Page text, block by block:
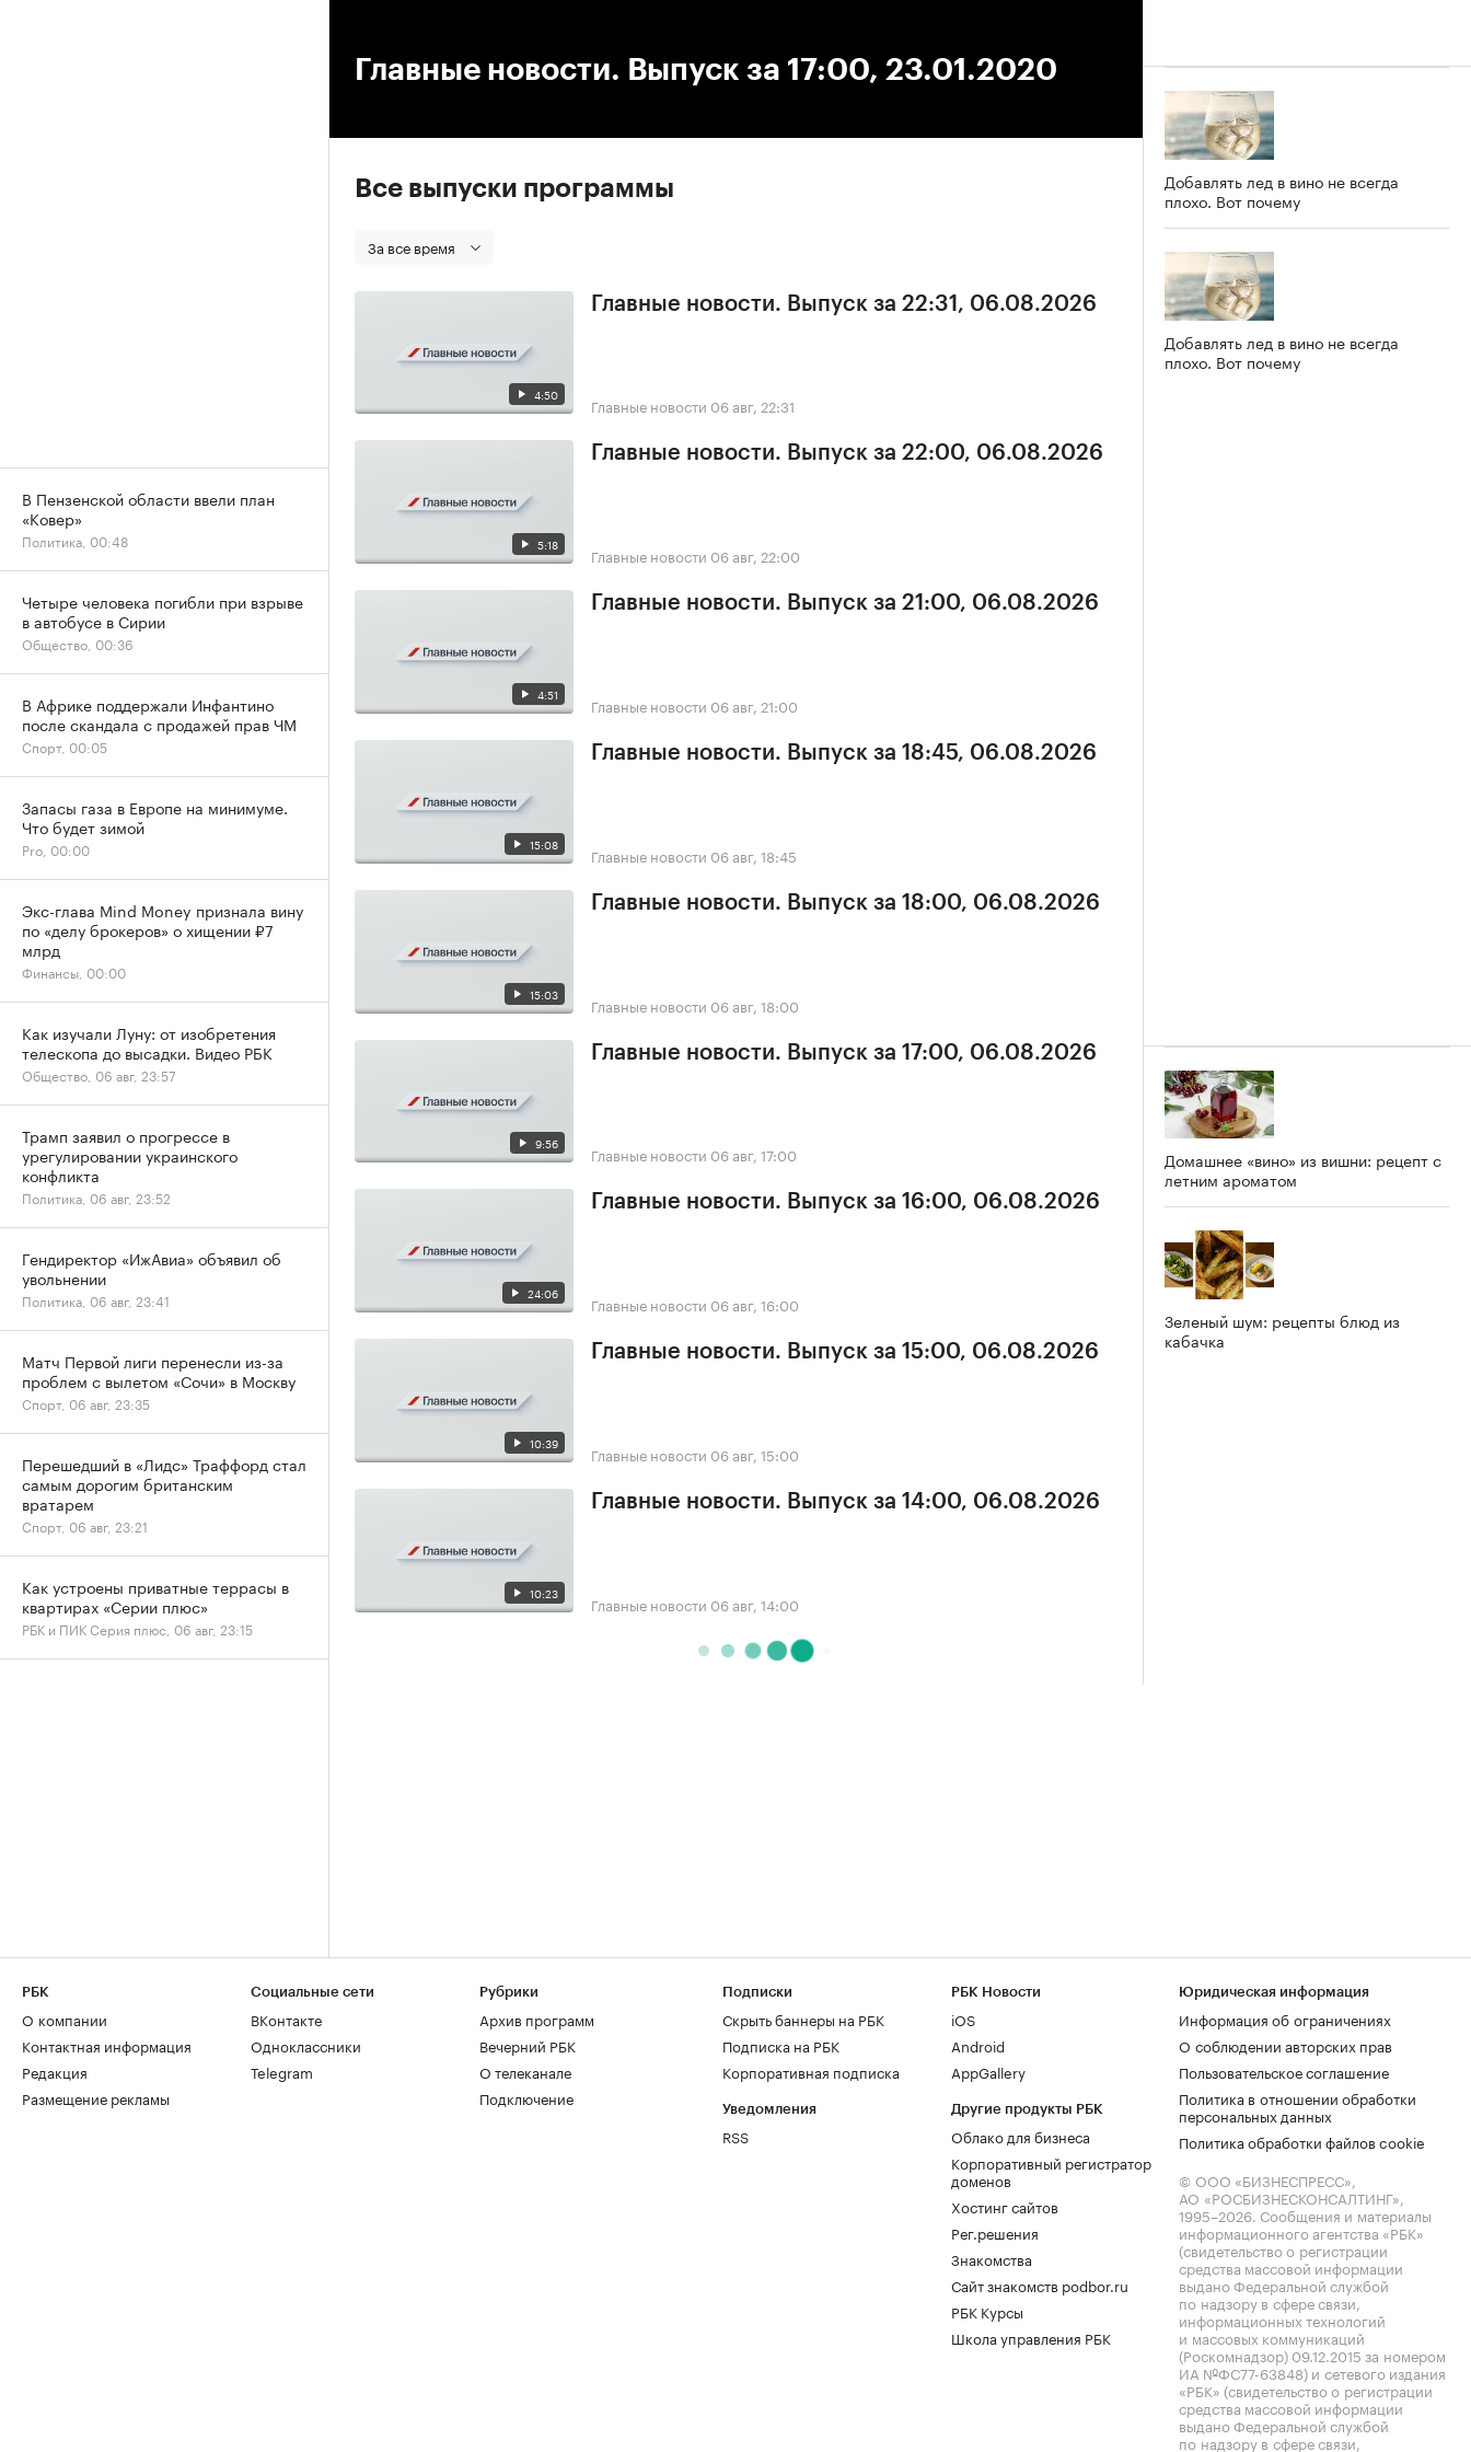
Главные новости. Выпуск за 17:00, 23.01.2020
Все выпуски программы
За все время
4:50
Главные новости. Выпуск за 22:31, 06.08.2026
Главные новости 06 авг, 22:31
5:18
Главные новости. Выпуск за 22:00, 06.08.2026
Главные новости 06 авг, 22:00
4:51
Главные новости. Выпуск за 21:00, 06.08.2026
Главные новости 06 авг, 21:00
15:08
Главные новости. Выпуск за 18:45, 06.08.2026
Главные новости 06 авг, 18:45
15:03
Главные новости. Выпуск за 18:00, 06.08.2026
Главные новости 06 авг, 18:00
9:56
Главные новости. Выпуск за 17:00, 06.08.2026
Главные новости 06 авг, 17:00
24:06
Главные новости. Выпуск за 16:00, 06.08.2026
Главные новости 06 авг, 16:00
10:39
Главные новости. Выпуск за 15:00, 06.08.2026
Главные новости 06 авг, 15:00
10:23
Главные новости. Выпуск за 14:00, 06.08.2026
Главные новости 06 авг, 14:00
Добавлять лед в вино не всегда
плохо. Вот почему
Добавлять лед в вино не всегда
плохо. Вот почему
Домашнее «вино» из вишни: рецепт с
летним ароматом
Зеленый шум: рецепты блюд из
кабачка
В Пензенской области ввели план
«Ковер»
Политика, 00:48
Четыре человека погибли при взрыве
в автобусе в Сирии
Общество, 00:36
В Африке поддержали Инфантино
после скандала с продажей прав ЧМ
Спорт, 00:05
Запасы газа в Европе на минимуме.
Что будет зимой
Pro, 00:00
Экс-глава Mind Money признала вину
по «делу брокеров» о хищении ₽7
млрд
Финансы, 00:00
Как изучали Луну: от изобретения
телескопа до высадки. Видео РБК
Общество, 06 авг, 23:57
Трамп заявил о прогрессе в
урегулировании украинского
конфликта
Политика, 06 авг, 23:52
Гендиректор «ИжАвиа» объявил об
увольнении
Политика, 06 авг, 23:41
Матч Первой лиги перенесли из-за
проблем с вылетом «Сочи» в Москву
Спорт, 06 авг, 23:35
Перешедший в «Лидс» Траффорд стал
самым дорогим британским
вратарем
Спорт, 06 авг, 23:21
Как устроены приватные террасы в
квартирах «Серии плюс»
РБК и ПИК Серия плюс, 06 авг, 23:15
РБК
О компании
Контактная информация
Редакция
Размещение рекламы
Социальные сети
ВКонтакте
Одноклассники
Telegram
Рубрики
Архив программ
Вечерний РБК
О телеканале
Подключение
Подписки
Скрыть баннеры на РБК
Подписка на РБК
Корпоративная подписка
Уведомления
RSS
РБК Новости
iOS
Android
AppGallery
Другие продукты РБК
Облако для бизнеса
Корпоративный регистратор
доменов
Хостинг сайтов
Рег.решения
Знакомства
Сайт знакомств podbor.ru
РБК Курсы
Школа управления РБК
Юридическая информация
Информация об ограничениях
О соблюдении авторских прав
Пользовательское соглашение
Политика в отношении обработки
персональных данных
Политика обработки файлов cookie
© ООО «БИЗНЕСПРЕСС»,
АО «РОСБИЗНЕСКОНСАЛТИНГ»,
1995–2026. Сообщения и материалы
информационного агентства «РБК»
(свидетельство о регистрации
средства массовой информации
выдано Федеральной службой
по надзору в сфере связи,
информационных технологий
и массовых коммуникаций
(Роскомнадзор) 09.12.2015 за номером
ИА №ФС77-63848) и сетевого издания
«РБК» (свидетельство о регистрации
средства массовой информации
выдано Федеральной службой
по надзору в сфере связи,